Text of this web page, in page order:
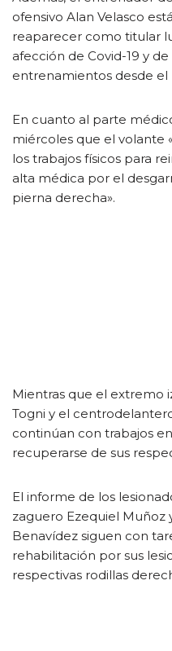
ofensivo Alan Velasco
reaparecer como titular
afección de Covid-19 y
entrenamientos desde el
En cuanto al parte
miércoles que el volante
los trabajos físicos para
alta médica por el
pierna derecha».
Mientras que el extremo
Togni y el
continúan con trabajos
recuperarse de sus
El informe de los
zaguero Ezequiel Muñoz
Benavídez siguen con
rehabilitación por sus
respectivas rodillas